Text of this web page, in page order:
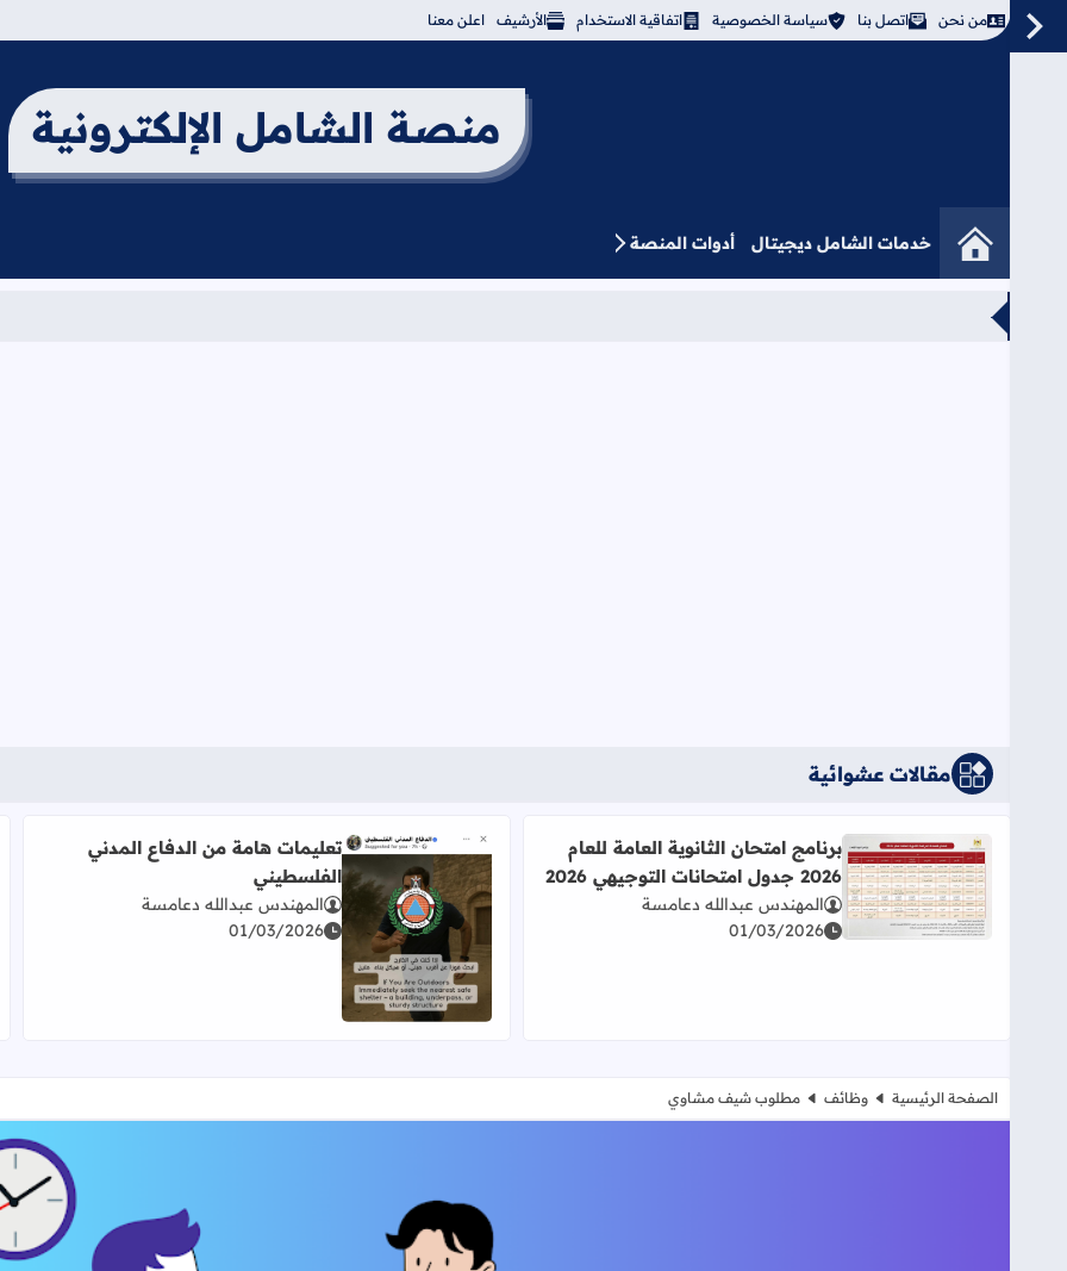
من نحن اتصل بنا سياسة الخصوصية اتفاقية الاستخدام الأرشيف اعلن معنا
منصة الشامل الإلكترونية
خدمات الشامل ديجيتال أدوات المنصة
مقالات عشوائية
اقرأ المزيد عن برنامج امتحان الثانوية العامة للعام 2026 جدول امتحانات التوجيهي 2026
برنامج امتحان الثانوية العامة للعام
2026 جدول امتحانات التوجيهي 2026
المهندس عبدالله دعامسة
01/03/2026
اقرأ المزيد عن تعليمات هامة من الدفاع المدني الفلسطيني
تعليمات هامة من الدفاع المدني
الفلسطيني
المهندس عبدالله دعامسة
01/03/2026
الصفحة الرئيسية وظائف مطلوب شيف مشاوي